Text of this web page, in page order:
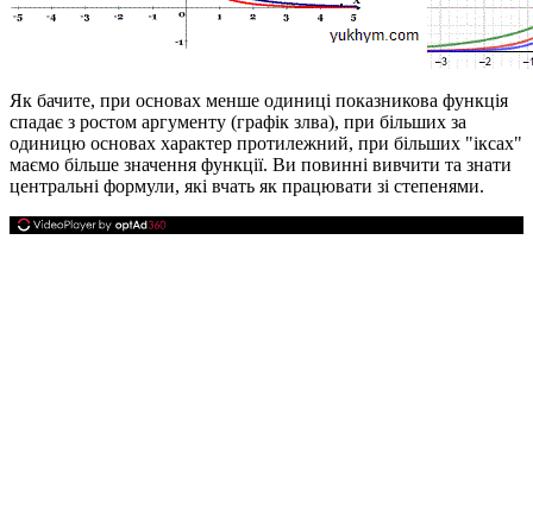
Як бачите, при основах менше одиниці показникова функція
спадає з ростом аргументу (графік злва), при більших за
одиницю основах характер протилежний, при більших "іксах"
маємо більше значення функції. Ви повинні вивчити та знати
центральні формули, які вчать як працювати зі степенями.